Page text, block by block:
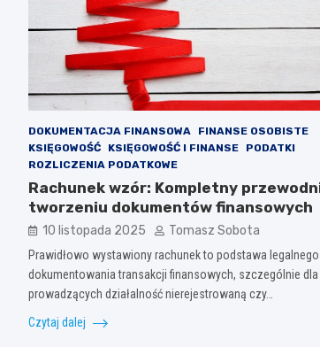
DOKUMENTACJA FINANSOWA
FINANSE OSOBISTE
KSIĘGOWOŚĆ
KSIĘGOWOŚĆ I FINANSE
PODATKI
ROZLICZENIA PODATKOWE
Rachunek wzór: Kompletny
tworzeniu dokumentów finansowych
10 listopada 2025 Tomasz Sobota
Prawidłowo wystawiony rachunek to podstawa legalnego
dokumentowania transakcji finansowych, szczególnie
prowadzących działalność nierejestrowaną czy…
Czytaj dalej